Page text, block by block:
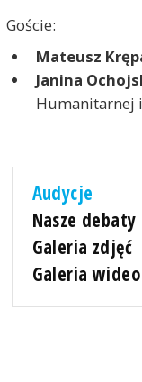
Goście:
Mateusz
Janina
Humanitarnej i
Audycje
Nasze debaty
Galeria zdjęć
Galeria wideo